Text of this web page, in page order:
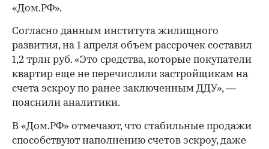
«Дом.РФ».
Согласно данным института жилищного
развития, на 1 апреля объем рассрочек составил
1,2 трлн руб. «Это средства, которые покупатели
квартир еще не перечислили застройщикам на
счета эскроу по ранее заключенным ДДУ», —
пояснили аналитики.
В «Дом.РФ» отмечают, что стабильные продажи
способствуют наполнению счетов эскроу, даже